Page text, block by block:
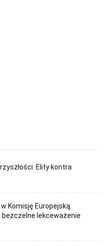
Elity kontra
Komisję Europejską.
bezczelne lekceważenie